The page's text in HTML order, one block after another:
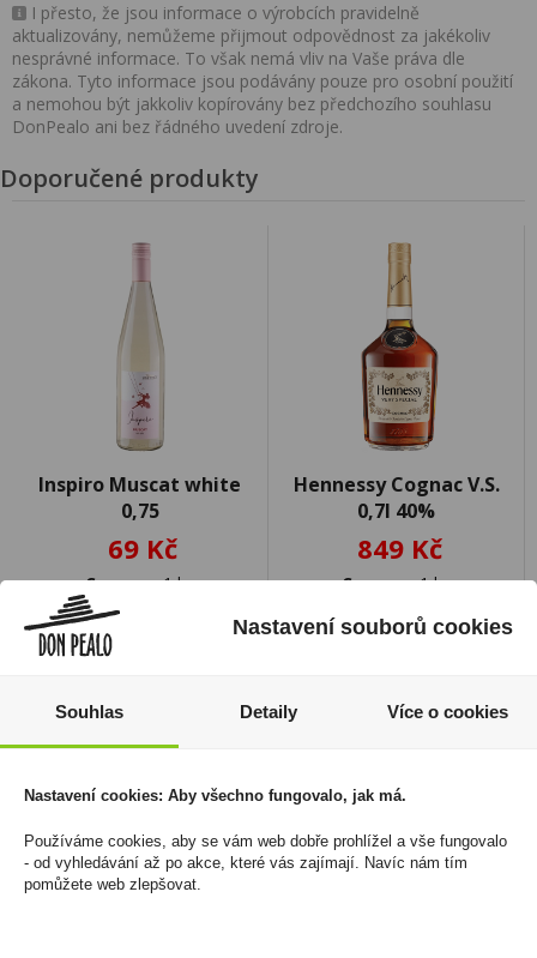
I přesto, že jsou informace o výrobcích pravidelně
aktualizovány, nemůžeme přijmout odpovědnost za jakékoliv
nesprávné informace. To však nemá vliv na Vaše práva dle
zákona. Tyto informace jsou podávány pouze pro osobní použití
a nemohou být jakkoliv kopírovány bez předchozího souhlasu
DonPealo ani bez řádného uvedení zdroje.
Doporučené produkty
Inspiro Muscat white
0,75
69 Kč
Cena za:1 ks
Skladem:
Hennessy Cognac V.S.
0,7l 40%
849 Kč
Cena za:1 ks
Nastavení souborů cookies
Souhlas Detaily Více o cookies
Nastavení cookies: Aby všechno fungovalo, jak má.
Používáme cookies, aby se vám web dobře prohlížel a vše fungovalo
- od vyhledávání až po akce, které vás zajímají. Navíc nám tím
pomůžete web zlepšovat.